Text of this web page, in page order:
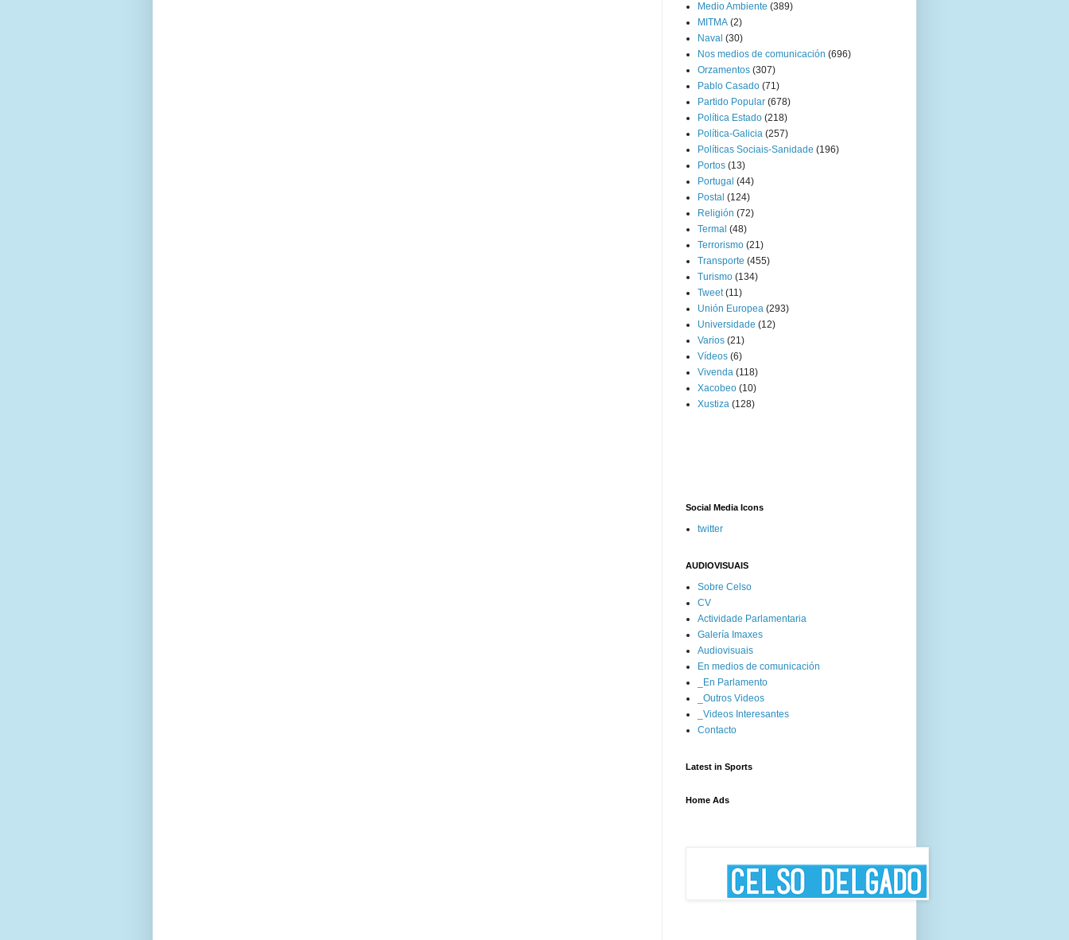
Medio Ambiente (389)
MITMA (2)
Naval (30)
Nos medios de comunicación (696)
Orzamentos (307)
Pablo Casado (71)
Partido Popular (678)
Política Estado (218)
Política-Galicia (257)
Políticas Sociais-Sanidade (196)
Portos (13)
Portugal (44)
Postal (124)
Religión (72)
Termal (48)
Terrorismo (21)
Transporte (455)
Turismo (134)
Tweet (11)
Unión Europea (293)
Universidade (12)
Varios (21)
Vídeos (6)
Vivenda (118)
Xacobeo (10)
Xustiza (128)
Social Media Icons
twitter
AUDIOVISUAIS
Sobre Celso
CV
Actividade Parlamentaria
Galería Imaxes
Audiovisuais
En medios de comunicación
_En Parlamento
_Outros Videos
_Videos Interesantes
Contacto
Latest in Sports
Home Ads